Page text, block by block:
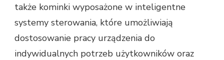
także kominki wyposażone w inteligentne
systemy sterowania, które umożliwiają
dostosowanie pracy urządzenia do
indywidualnych potrzeb użytkowników oraz